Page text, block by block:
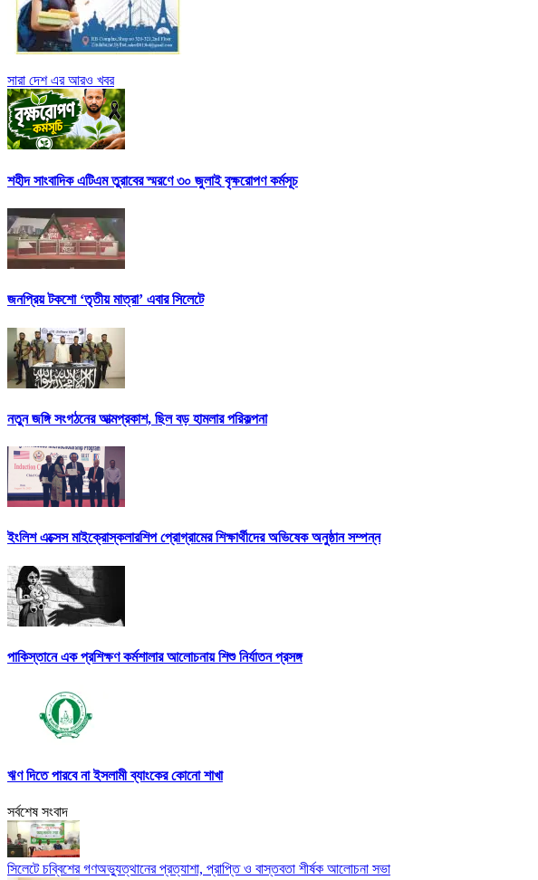
সারা দেশ এর আরও খবর
শহীদ সাংবাদিক এটিএম তুরাবের স্মরণে ৩০ জুলাই বৃক্ষরোপণ কর্মসূচ
জনপ্রিয় টকশো ‘তৃতীয় মাত্রা’ এবার সিলেটে
নতুন জঙ্গি সংগঠনের আত্মপ্রকাশ, ছিল বড় হামলার পরিকল্পনা
ইংলিশ এক্সেস মাইক্রোস্কলারশিপ প্রোগ্রামের শিক্ষার্থীদের অভিষেক অনুষ্ঠান সম্পন্ন
পাকিস্তানে এক প্রশিক্ষণ কর্মশালার আলোচনায় শিশু নির্যাতন প্রসঙ্গ
ঋণ দিতে পারবে না ইসলামী ব্যাংকের কোনো শাখা
সর্বশেষ সংবাদ
সিলেটে চব্বিশের গণঅভ্যুত্থানের প্রত্যাশা, প্রাপ্তি ও বাস্তবতা শীর্ষক আলোচনা সভা